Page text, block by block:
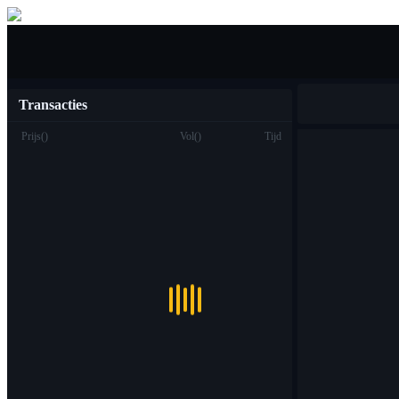
Transacties
Prijs() Vol () Tijd